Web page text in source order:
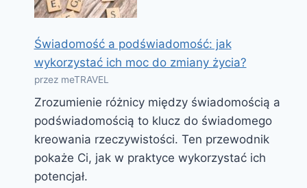
Świadomość a podświadomość: jak
wykorzystać ich moc do zmiany życia?
przez meTRAVEL
Zrozumienie różnicy między świadomością a
podświadomością to klucz do świadomego
kreowania rzeczywistości. Ten przewodnik
pokaże Ci, jak w praktyce wykorzystać ich
potencjał.